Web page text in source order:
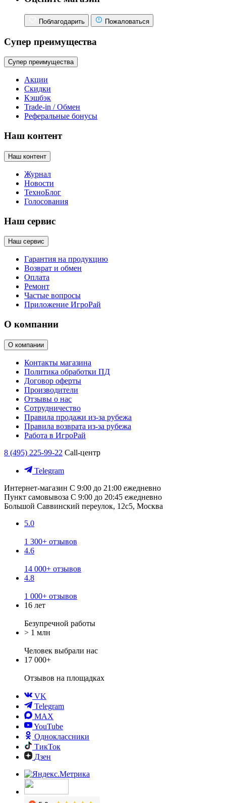
Поблагодарить Пожаловаться
Супер преимущества
Супер преимущества
Акции
Скидки
Кэшбэк
Trade-in / Обмен
Реферальные бонусы
Наш контент
Наш контент
Журнал
Новости
ТехноБлог
Голосования
Наш сервис
Наш сервис
Гарантия на продукцию
Возврат и обмен
Оплата
Ремонт
Частые вопросы
Приложение ИгроРай
О компании
О компании
Контакты магазина
Политика обработки ПД
Договор оферты
Производители
Отзывы о нас
Сотрудничество
Правила продажи из-за рубежа
Правила возврата из-за рубежа
Работа в ИгроРай
8 (495) 225-99-22 Call-центр
Telegram
Интернет-магазин С 9:00 до 21:00 ежедневно
Пункт самовывоза С 9:00 до 20:45 ежедневно
Большой Саввинский переулок, 12с5, Москва
5.0
1 300+ отзывов
4.6
14 000+ отзывов
4.8
1 000+ отзывов
16 лет
Безупречной работы
> 1 млн
Человек выбрали нас
17 000+
Отзывов на площадках
VK
Telegram
MAX
YouTube
Одноклассники
ТикТок
Дзен